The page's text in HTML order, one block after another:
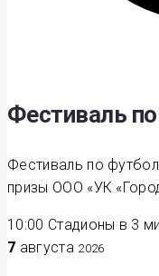
Фестиваль
Фестиваль по
призы ООО «УК
10:00 Стадионы в 3
7 августа 2026